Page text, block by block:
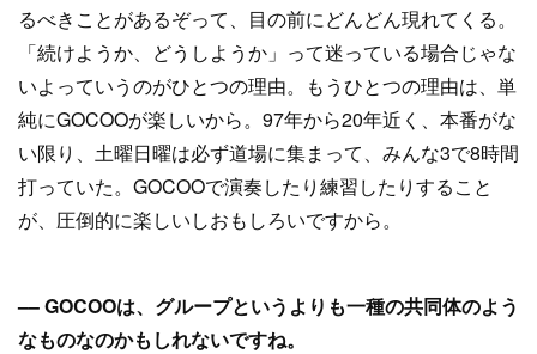
るべきことがあるぞって、目の前にどんどん現れてくる。
「続けようか、どうしようか」って迷っている場合じゃな
いよっていうのがひとつの理由。もうひとつの理由は、単
純にGOCOOが楽しいから。97年から20年近く、本番がな
い限り、土曜日曜は必ず道場に集まって、みんな3で8時間
打っていた。GOCOOで演奏したり練習したりすること
が、圧倒的に楽しいしおもしろいですから。
–– GOCOOは、グループというよりも一種の共同体のよう
なものなのかもしれないですね。